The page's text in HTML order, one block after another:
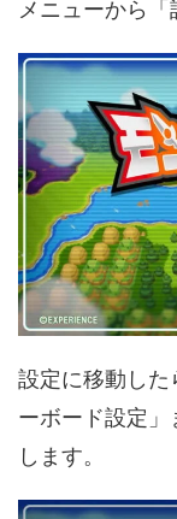
メニューから「
設定に移動した
ーボード設定
します。